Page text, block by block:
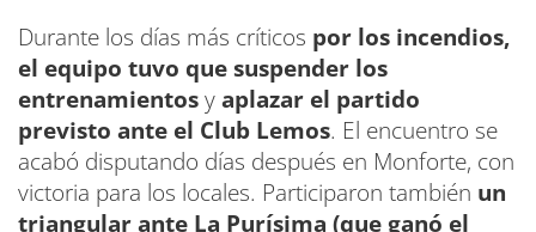
Durante los días más críticos por los incendios,
el equipo tuvo que suspender los
entrenamientosyaplazar el partido
previsto ante el Club Lemos. El encuentro se
acabó disputando días después en Monforte, con
victoria para los locales. Participaron también un
triangular ante La Purísima (que ganó el